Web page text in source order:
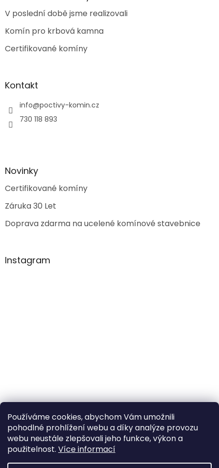
Používáme cookies, abychom Vám umožnili
pohodlné prohlížení webu a díky analýze provozu
webu neustále zlepšovali jeho funkce, výkon a
použitelnost. Více informací
V poslední době jsme realizovali
Komín pro krbová kamna
Certifikované komíny
Kontakt
info@poctivy-komin.cz
730 118 893
Novinky
Certifikované komíny
Záruka 30 Let
Doprava zdarma na ucelené komínové stavebnice
Instagram
Sledovat na Instagramu